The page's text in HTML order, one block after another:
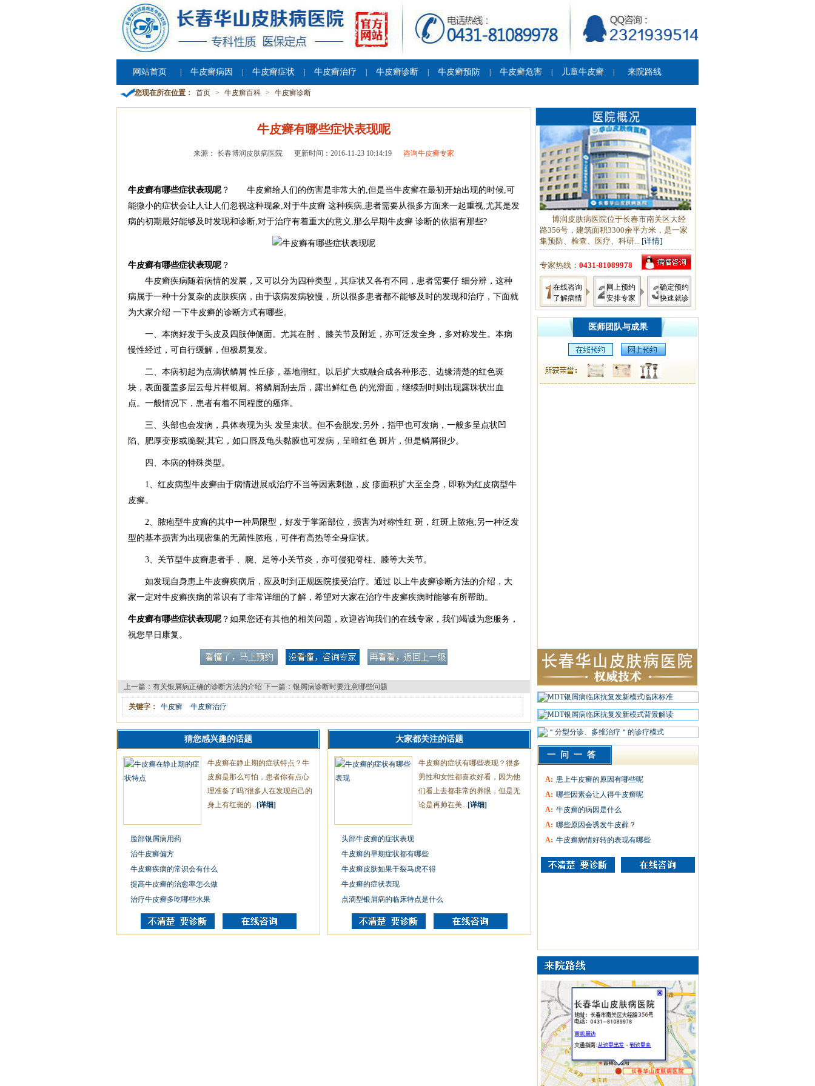
网站首页 牛皮癣病因 牛皮癣症状 牛皮癣治疗 牛皮癣诊断 牛皮癣预防 牛皮癣危害 儿童牛皮癣 来院路线
您现在所在位置： 首页 > 牛皮癣百科 > 牛皮癣诊断
牛皮癣有哪些症状表现呢
来源： 长春博润皮肤病医院 更新时间：2016-11-23 10:14:19 咨询牛皮癣专家
牛皮癣有哪些症状表现呢 ？ 牛皮癣给人们的伤害是非常大的,但是当牛皮癣在最初开始出现的时候,可
能微小的症状会让人让人们忽视这种现象,对于牛皮癣 这种疾病,患者需要从很多方面来一起重视,尤其是发
病的初期最好能够及时发现和诊断,对于治疗有着重大的意义,那么早期牛皮癣 诊断的依据有那些?
牛皮癣有哪些症状表现呢 ？
牛皮癣疾病随着病情的发展，又可以分为四种类型，其症状又各有不同，患者需要仔 细分辨，这种
病属于一种十分复杂的皮肤疾病，由于该病发病较慢，所以很多患者都不能够及时的发现和治疗，下面就
为大家介绍 一下牛皮癣的诊断方式有哪些。
一、本病好发于头皮及四肢伸侧面。尤其在肘 、膝关节及附近，亦可泛发全身，多对称发生。本病
慢性经过，可自行缓解，但极易复发。
二、本病初起为点滴状鳞屑 性丘疹，基地潮红。以后扩大或融合成各种形态、边缘清楚的红色斑
块，表面覆盖多层云母片样银屑。将鳞屑刮去后，露出鲜红色 的光滑面，继续刮时则出现露珠状出血
点。一般情况下，患者有着不同程度的瘙痒。
三、头部也会发病，具体表现为头 发呈束状。但不会脱发;另外，指甲也可发病，一般多呈点状凹
陷、肥厚变形或脆裂;其它，如口唇及龟头黏膜也可发病，呈暗红色 斑片，但是鳞屑很少。
四、本病的特殊类型。
1、红皮病型牛皮癣由于病情进展或治疗不当等因素刺激，皮 疹面积扩大至全身，即称为红皮病型牛
皮癣。
2、脓疱型牛皮癣的其中一种局限型，好发于掌跖部位，损害为对称性红 斑，红斑上脓疱;另一种泛发
型的基本损害为出现密集的无菌性脓疱，可伴有高热等全身症状。
3、关节型牛皮癣患者手 、腕、足等小关节炎，亦可侵犯脊柱、膝等大关节。
如发现自身患上牛皮癣疾病后，应及时到正规医院接受治疗。通过 以上牛皮癣诊断方法的介绍，大
家一定对牛皮癣疾病的常识有了非常详细的了解，希望对大家在治疗牛皮癣疾病时能够有所帮助。
牛皮癣有哪些症状表现呢 ？如果您还有其他的相关问题，欢迎咨询我们的在线专家，我们竭诚为您服务，
祝您早日康复。
上一篇： 有关银屑病正确的诊断方法的介绍 下一篇： 银屑病诊断时要注意哪些问题
关键字： 牛皮癣 牛皮癣治疗
猜您感兴趣的话题
牛皮癣在静止期的症状特点？牛
皮廯是那么可怕，患者你有点心
理准备了吗?很多人在发现自己的
身上有红斑的... [详细]
脸部银屑病用药
治牛皮癣偏方
牛皮癣疾病的常识会有什么
提高牛皮癣的治愈率怎么做
治疗牛皮癣多吃哪些水果
大家都关注的话题
牛皮癣的症状有哪些表现？很多
男性和女性都喜欢好看，因为他
们看上去都非常的养眼，但是无
论是再帅在美... [详细]
头部牛皮癣的症状表现
牛皮癣的早期症状都有哪些
牛皮癣皮肤如果干裂马虎不得
牛皮癣的症状表现
点滴型银屑病的临床特点是什么
博润皮肤病医院位于长春市南关区大经
路356号，建筑面积3300余平方米，是一家
集预防、检查、医疗、科研... [详情]
专家热线： 0431-81089978
在线咨询
了解病情
网上预约
安排专家
确定预约
快速就诊
医师团队与成果
一问一答
A: 患上牛皮癣的原因有哪些呢
A: 哪些因素会让人得牛皮癣呢
A: 牛皮癣的病因是什么
A: 哪些原因会诱发牛皮藓？
A: 牛皮癣病情好转的表现有哪些